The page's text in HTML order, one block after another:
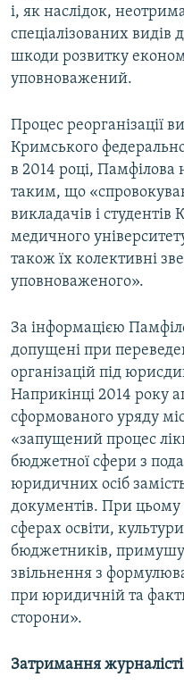
і, як наслідок,
спеціалізованих видів
шкоди розвитку
уповноважений.
Процес реорганізації
Кримського
в 2014 році,
таким, що
викладачів і
медичного
також їх колективні
уповноваженого».
За інформацією
допущені при
організацій під
Наприкінці 2014 року
сформованого уряду
«запущений процес
бюджетної сфери з
юридичних осіб
документів. При цьому
сферах освіти,
бюджетників,
звільнення з
при юридичній та
сторони».
Затримання